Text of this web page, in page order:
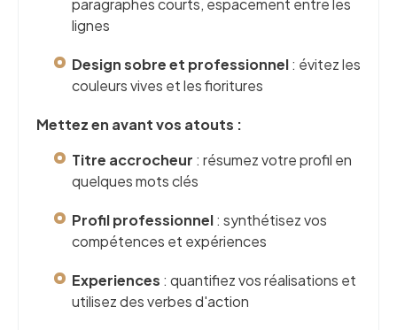
paragraphes courts, espacement entre les
lignes
Design sobre et professionnel: évitez les
couleurs vives et les fioritures
Mettez en avant vos atouts :
Titre accrocheur : résumez votre profil en
quelques mots clés
Profil professionnel: synthétisez vos
compétences et expériences
Experiences : quantifiez vos réalisations et
utilisez des verbes d'action